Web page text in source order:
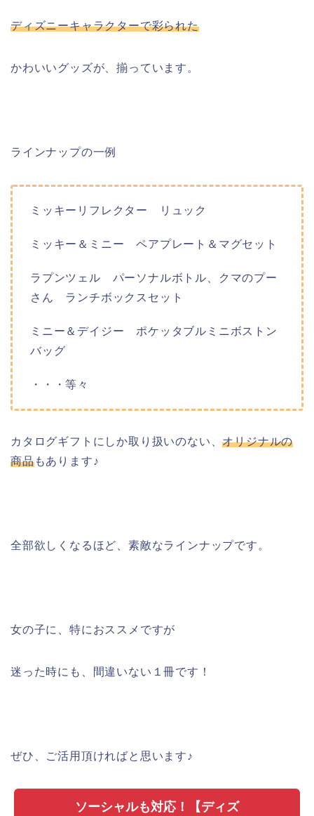
ディズニーキャラクターで彩られた
かわいいグッズが、揃っています。
ラインナップの一例
ミッキーリフレクター リュック
ミッキー＆ミニー ペアプレート＆マグセット
ラプンツェル パーソナルボトル、クマのプー
さん ランチボックスセット
ミニー＆デイジー ポケッタブルミニボストン
バッグ
・・・等々
カタログギフトにしか取り扱いのない、オリジナルの
商品もあります♪
全部欲しくなるほど、素敵なラインナップです。
女の子に、特におススメですが
迷った時にも、間違いない１冊です！
ぜひ、ご活用頂ければと思います♪
ソーシャルも対応！【ディズ